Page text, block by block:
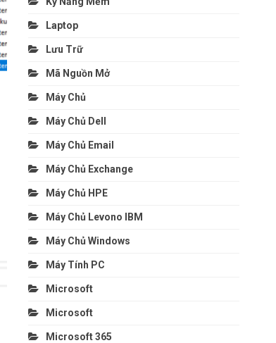
Laptop
Lưu Trữ
Mã Nguồn Mở
Máy Chủ
Máy Chủ Dell
Máy Chủ Email
Máy Chủ Exchange
Máy Chủ HPE
Máy Chủ Levono IBM
Máy Chủ Windows
Máy Tính PC
Microsoft
Microsoft
Microsoft 365